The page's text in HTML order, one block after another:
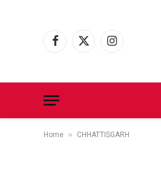
Facebook
X
Instagram
Home » CHHATTISGARH